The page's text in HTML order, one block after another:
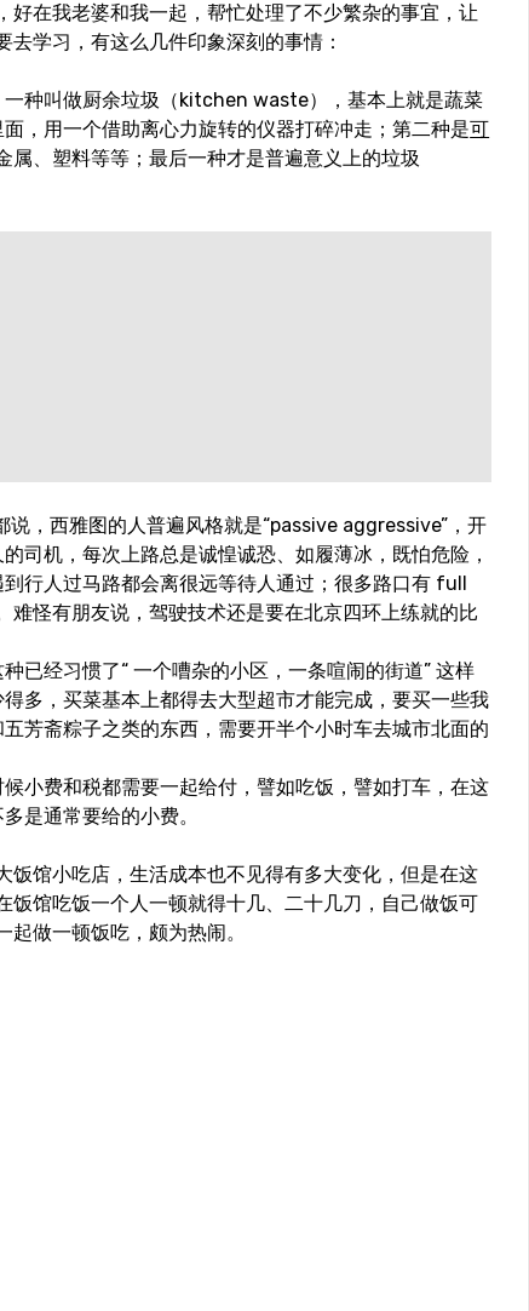
在我老婆和我一起，帮忙处理了不少繁杂的事宜，让
学习，有这么几件印象深刻的事情：
种叫做厨余垃圾（kitchen waste），基本上就是蔬菜
，用一个借助离心力旋转的仪器打碎冲走；第二种是可
属、塑料等等；最后一种才是普遍意义上的垃圾
，西雅图的人普遍风格就是“passive aggressive”，开
司机，每次上路总是诚惶诚恐、如履薄冰，既怕危险，
行人过马路都会离很远等待人通过；很多路口有 full
怪有朋友说，驾驶技术还是要在北京四环上练就的比
已经习惯了“ 一个嘈杂的小区，一条喧闹的街道” 这样
多，买菜基本上都得去大型超市才能完成，要买一些我
芳斋粽子之类的东西，需要开半个小时车去城市北面的
小费和税都需要一起给付，譬如吃饭，譬如打车，在这
是通常要给的小费。
饭馆小吃店，生活成本也不见得有多大变化，但是在这
饭馆吃饭一个人一顿就得十几、二十几刀，自己做饭可
做一顿饭吃，颇为热闹。